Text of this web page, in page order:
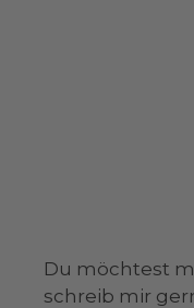
Du möchtest
schreib mir